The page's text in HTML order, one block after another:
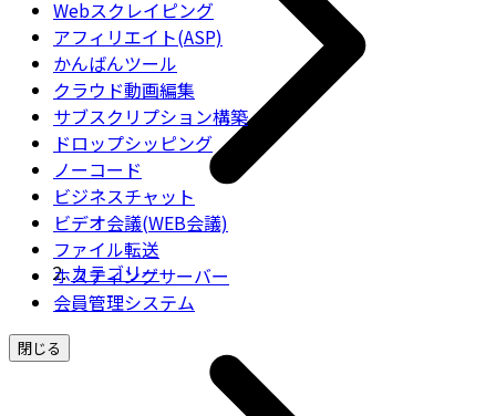
Webスクレイピング
アフィリエイト(ASP)
かんばんツール
クラウド動画編集
サブスクリプション構築
ドロップシッピング
ノーコード
ビジネスチャット
ビデオ会議(WEB会議)
ファイル転送
ホスティングサーバー
会員管理システム
閉じる
カテゴリー